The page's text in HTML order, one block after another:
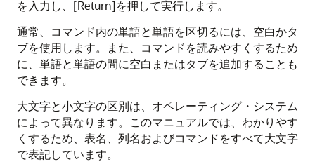
を入力し、[Return]を押して実行します。
通常、コマンド内の単語と単語を区切るには、空白かタ
ブを使用します。また、コマンドを読みやすくするため
に、単語と単語の間に空白またはタブを追加することも
できます。
大文字と小文字の区別は、オペレーティング・システム
によって異なります。このマニュアルでは、わかりやす
くするため、表名、列名およびコマンドをすべて大文字
で表記しています。